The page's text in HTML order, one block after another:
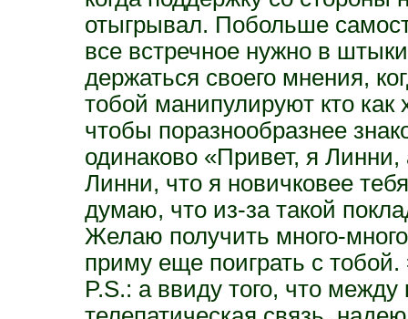
отыгрывал. Побольше
все встречное нужно в
держаться своего мнения,
тобой манипулируют кто
чтобы поразнообразнее
одинаково «Привет, я
Линни, что я новичковее
думаю, что из-за такой
Желаю получить много-
приму еще поиграть с тобой.
P.S.: а ввиду того, что